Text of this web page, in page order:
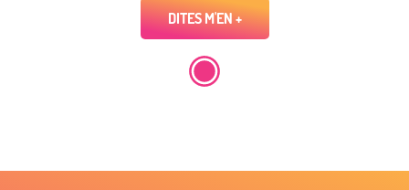
DITES M'EN +